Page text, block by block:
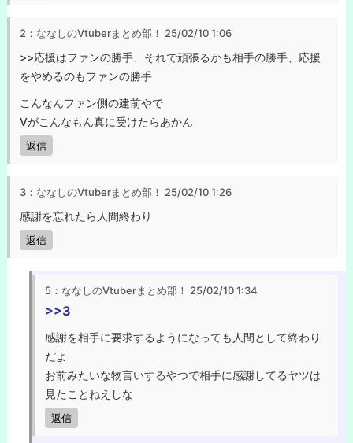
2：ななしのVtuberまとめ部！ 25/02/10 1:06
>>応援はファンの勝手、それで頑張るかも相手の勝手、応援
をやめるのもファンの勝手
こんなんファン側の建前やで
Vがこんなもん真に受けたらあかん
返信
3：ななしのVtuberまとめ部！ 25/02/10 1:26
感謝を忘れたら人間終わり
返信
5：ななしのVtuberまとめ部！ 25/02/10 1:34
>>3
感謝を相手に要求するようになっても人間として終わり
だよ
お前みたいな物言いするやつで相手に感謝してるヤツは
見たことねえしな
返信